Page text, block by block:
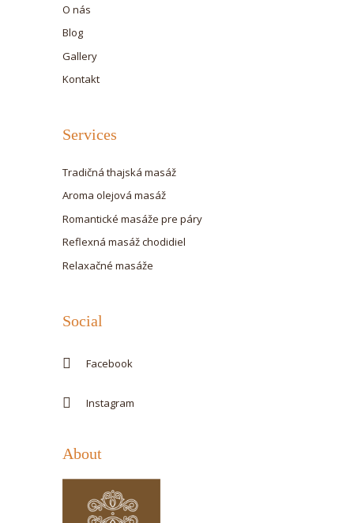
O nás
Blog
Gallery
Kontakt
Services
Tradičná thajská masáž
Aroma olejová masáž
Romantické masáže pre páry
Reflexná masáž chodidiel
Relaxačné masáže
Social
Facebook
Instagram
About